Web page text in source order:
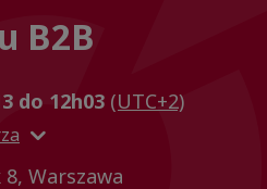
B2B
do 12h03 (UTC+2)
8, Warszawa